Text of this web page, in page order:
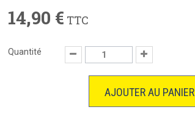
14,90 € TTC
Quantité
AJOUTER AU PANIER